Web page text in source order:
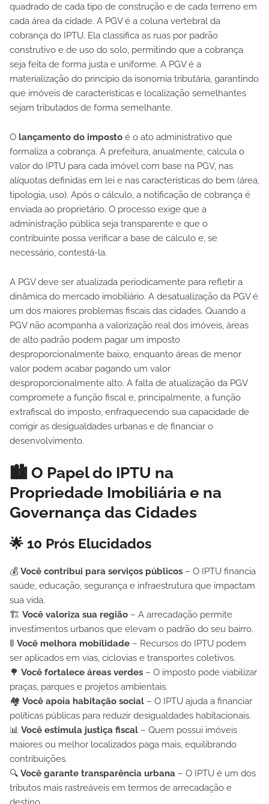
quadrado de cada tipo de construção e de cada terreno em
cada área da cidade. A PGV é a coluna vertebral da
cobrança do IPTU. Ela classifica as ruas por padrão
construtivo e de uso do solo, permitindo que a cobrança
seja feita de forma justa e uniforme. A PGV é a
materialização do princípio da isonomia tributária, garantindo
que imóveis de características e localização semelhantes
sejam tributados de forma semelhante.
O lançamento do imposto é o ato administrativo que
formaliza a cobrança. A prefeitura, anualmente, calcula o
valor do IPTU para cada imóvel com base na PGV, nas
alíquotas definidas em lei e nas características do bem (área,
tipologia, uso). Após o cálculo, a notificação de cobrança é
enviada ao proprietário. O processo exige que a
administração pública seja transparente e que o
contribuinte possa verificar a base de cálculo e, se
necessário, contestá-la.
A PGV deve ser atualizada periodicamente para refletir a
dinâmica do mercado imobiliário. A desatualização da PGV é
um dos maiores problemas fiscais das cidades. Quando a
PGV não acompanha a valorização real dos imóveis, áreas
de alto padrão podem pagar um imposto
desproporcionalmente baixo, enquanto áreas de menor
valor podem acabar pagando um valor
desproporcionalmente alto. A falta de atualização da PGV
compromete a função fiscal e, principalmente, a função
extrafiscal do imposto, enfraquecendo sua capacidade de
corrigir as desigualdades urbanas e de financiar o
desenvolvimento.
🏙️ O Papel do IPTU na
Propriedade Imobiliária e na
Governança das Cidades
🌟 10 Prós Elucidados
💰 Você contribui para serviços públicos – O IPTU financia
saúde, educação, segurança e infraestrutura que impactam
sua vida.
🏗️ Você valoriza sua região – A arrecadação permite
investimentos urbanos que elevam o padrão do seu bairro.
🚦 Você melhora mobilidade – Recursos do IPTU podem
ser aplicados em vias, ciclovias e transportes coletivos.
🌳 Você fortalece áreas verdes – O imposto pode viabilizar
praças, parques e projetos ambientais.
🏘️ Você apoia habitação social – O IPTU ajuda a financiar
políticas públicas para reduzir desigualdades habitacionais.
📊 Você estimula justiça fiscal – Quem possui imóveis
maiores ou melhor localizados paga mais, equilibrando
contribuições.
🔍 Você garante transparência urbana – O IPTU é um dos
tributos mais rastreáveis em termos de arrecadação e